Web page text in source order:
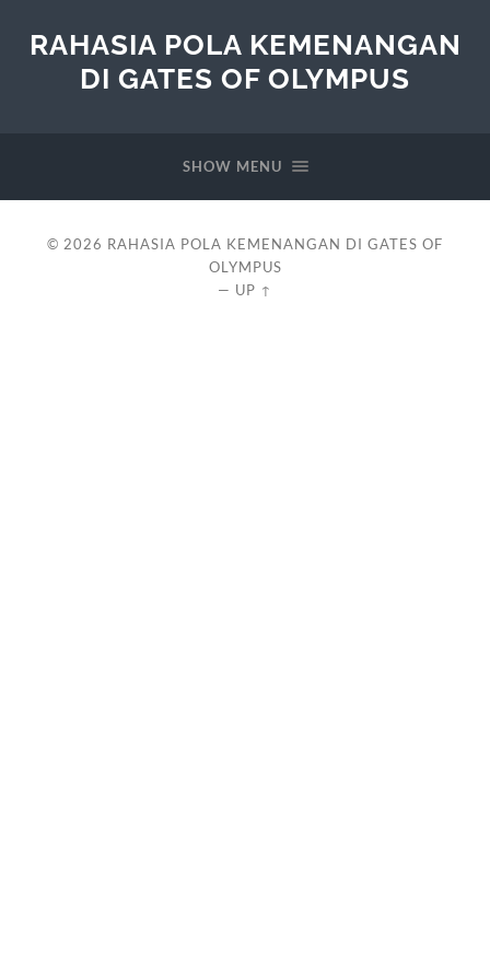
RAHASIA POLA KEMENANGAN
DI GATES OF OLYMPUS
SHOW MENU
© 2026 RAHASIA POLA KEMENANGAN DI GATES OF
OLYMPUS
— UP ↑